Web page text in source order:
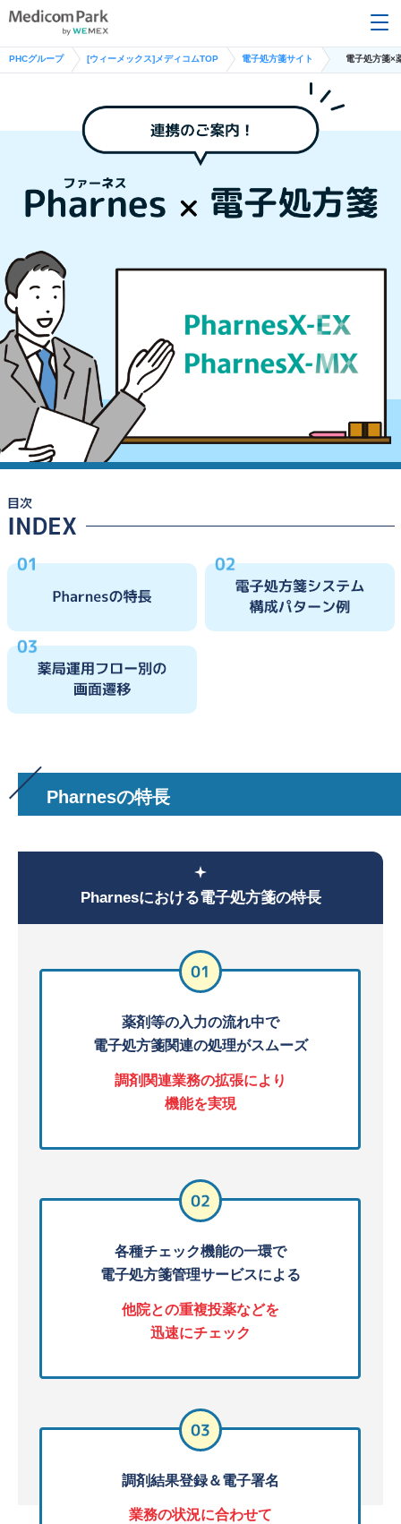
PHCグループ [ウィーメックス]メディコムTOP 電子処方箋サイト 電子処方箋×
Pharnesの特長
Pharnesにおける電子処方箋の特長
薬剤等の入力の流れ中で
電子処方箋関連の処理がスムーズ
調剤関連業務の拡張により
機能を実現
各種チェック機能の一環で
電子処方箋管理サービスによる
他院との重複投薬などを
迅速にチェック
調剤結果登録＆電子署名
業務の状況に合わせて